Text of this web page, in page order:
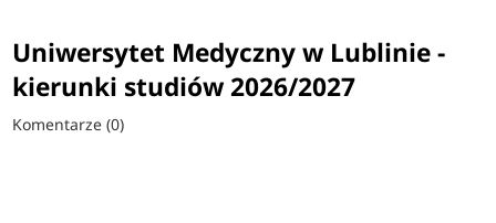
Uniwersytet Medyczny w Lublinie -
kierunki studiów 2026/2027
Komentarze (0)